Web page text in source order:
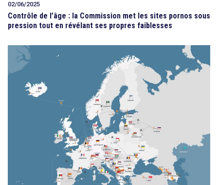
02/06/2025
Contrôle de l’âge : la Commission met les sites pornos sous
pression tout en révélant ses propres faiblesses